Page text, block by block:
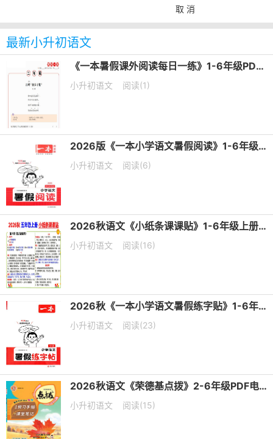
取 消
最新小升初语文
《一本暑假课外阅读每日一练》1-6年级PDF电子版下载
小升初语文 阅读(1)
2026版《一本小学语文暑假阅读》1-6年级PDF电子版下载
小升初语文 阅读(6)
2026秋语文《小纸条课课贴》1-6年级上册PDF电子版下载
小升初语文 阅读(16)
2026秋《一本小学语文暑假练字贴》1-6年级PDF电子版下载
小升初语文 阅读(23)
2026秋语文《荣德基点拨》2-6年级PDF电子版下载
小升初语文 阅读(15)